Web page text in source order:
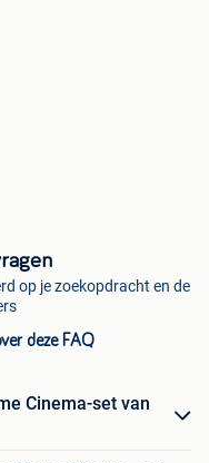
op je zoekopdracht en de
deze FAQ
Cinema-set van